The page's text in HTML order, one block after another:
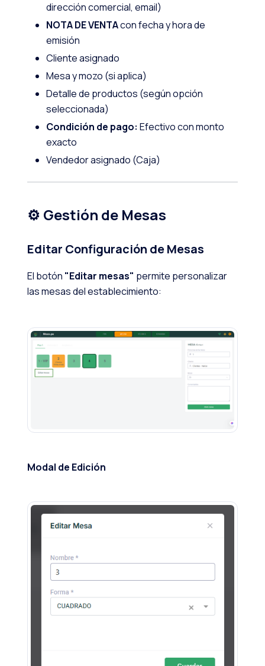
dirección comercial, email)
NOTA DE VENTAcon fecha y hora de
emisión
Cliente asignado
Mesa y mozo (si aplica)
Detalle de productos (según opción
seleccionada)
Condición de pago: Efectivo con monto
exacto
Vendedor asignado (Caja)
⚙️ Gestión de Mesas
Editar Configuración de Mesas
El botón "Editar mesas" permite personalizar
las mesas del establecimiento:
Modal de Edición